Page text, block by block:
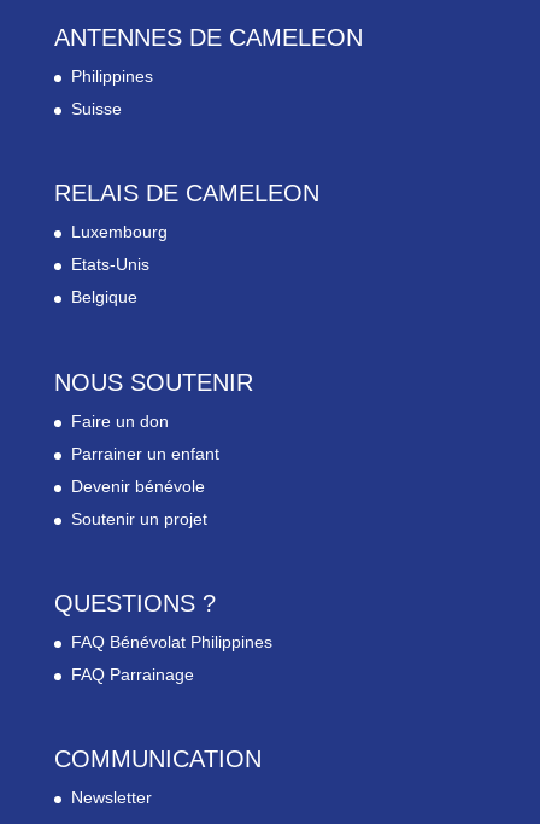
ANTENNES DE CAMELEON
Philippines
Suisse
RELAIS DE CAMELEON
Luxembourg
Etats-Unis
Belgique
NOUS SOUTENIR
Faire un don
Parrainer un enfant
Devenir bénévole
Soutenir un projet
QUESTIONS ?
FAQ Bénévolat Philippines
FAQ Parrainage
COMMUNICATION
Newsletter